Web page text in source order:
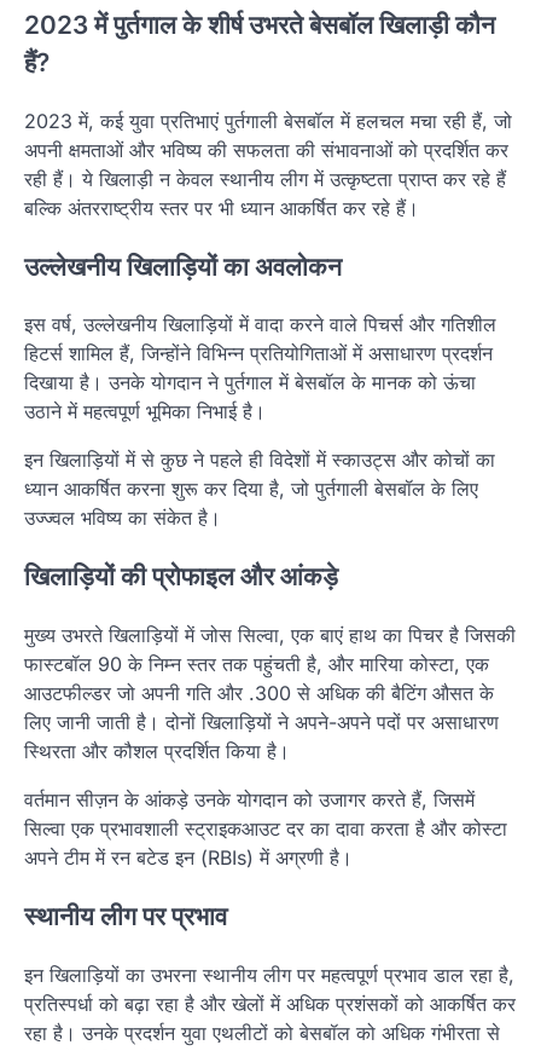
2023 में पुर्तगाल के शीर्ष उभरते बेसबॉल खिलाड़ी कौन
हैं?
2023 में, कई युवा प्रतिभाएं पुर्तगाली बेसबॉल में हलचल मचा रही हैं, जो
अपनी क्षमताओं और भविष्य की सफलता की संभावनाओं को प्रदर्शित कर
रही हैं। ये खिलाड़ी न केवल स्थानीय लीग में उत्कृष्टता प्राप्त कर रहे हैं
बल्कि अंतरराष्ट्रीय स्तर पर भी ध्यान आकर्षित कर रहे हैं।
उल्लेखनीय खिलाड़ियों का अवलोकन
इस वर्ष, उल्लेखनीय खिलाड़ियों में वादा करने वाले पिचर्स और गतिशील
हिटर्स शामिल हैं, जिन्होंने विभिन्न प्रतियोगिताओं में असाधारण प्रदर्शन
दिखाया है। उनके योगदान ने पुर्तगाल में बेसबॉल के मानक को ऊंचा
उठाने में महत्वपूर्ण भूमिका निभाई है।
इन खिलाड़ियों में से कुछ ने पहले ही विदेशों में स्काउट्स और कोचों का
ध्यान आकर्षित करना शुरू कर दिया है, जो पुर्तगाली बेसबॉल के लिए
उज्ज्वल भविष्य का संकेत है।
खिलाड़ियों की प्रोफाइल और आंकड़े
मुख्य उभरते खिलाड़ियों में जोस सिल्वा, एक बाएं हाथ का पिचर है जिसकी
फास्टबॉल 90 के निम्न स्तर तक पहुंचती है, और मारिया कोस्टा, एक
आउटफील्डर जो अपनी गति और .300 से अधिक की बैटिंग औसत के
लिए जानी जाती है। दोनों खिलाड़ियों ने अपने-अपने पदों पर असाधारण
स्थिरता और कौशल प्रदर्शित किया है।
वर्तमान सीज़न के आंकड़े उनके योगदान को उजागर करते हैं, जिसमें
सिल्वा एक प्रभावशाली स्ट्राइकआउट दर का दावा करता है और कोस्टा
अपने टीम में रन बटेड इन (RBIs) में अग्रणी है।
स्थानीय लीग पर प्रभाव
इन खिलाड़ियों का उभरना स्थानीय लीग पर महत्वपूर्ण प्रभाव डाल रहा है,
प्रतिस्पर्धा को बढ़ा रहा है और खेलों में अधिक प्रशंसकों को आकर्षित कर
रहा है। उनके प्रदर्शन युवा एथलीटों को बेसबॉल को अधिक गंभीरता से